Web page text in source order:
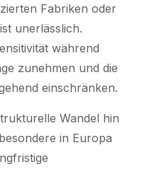
Fabriken oder
unerlässlich.
während
zunehmen und die
einschränken.
Wandel hin
in Europa